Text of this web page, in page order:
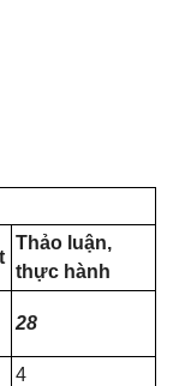
Thảo luận,
thực hành
28
4